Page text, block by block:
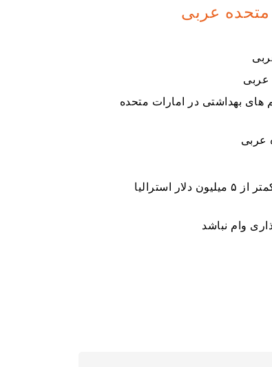
متحده عربی
عربی
بهداشتی در امارات متحده
عربی
سرمایه گذار باید در ملکی سرمایه گذاری کند که کمتر از ۵ میلیون دلار استرالیا
وام نباشد